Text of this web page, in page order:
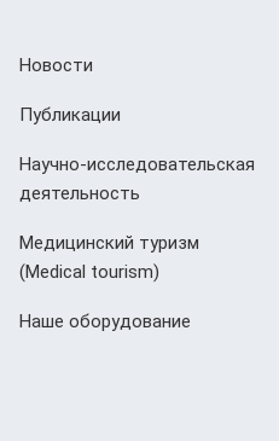
Новости
Публикации
Научно-исследовательская
деятельность
Медицинский туризм
(Мedical tourism)
Наше оборудование